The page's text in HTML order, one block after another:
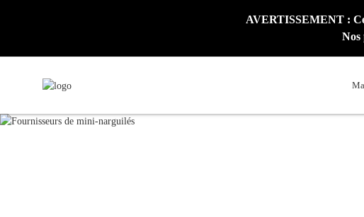
AVERTISSEMENT :
Nos